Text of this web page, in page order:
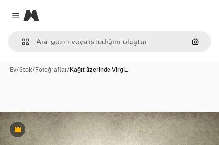
Close menu
Magnific
Ev/Stok/Fotoğraflar/Kağıt üzerinde Virgi…
Premium